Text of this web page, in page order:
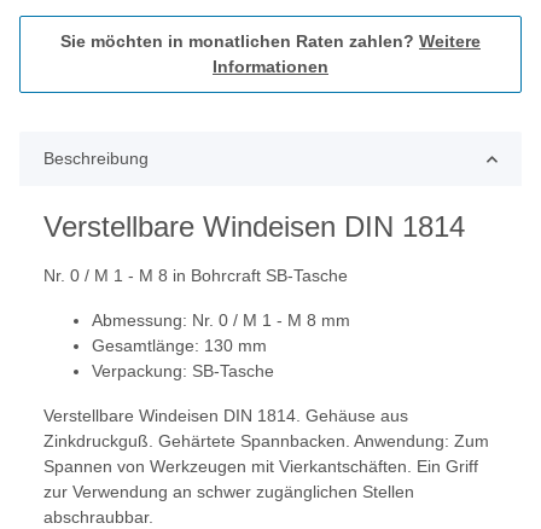
Sie möchten in monatlichen Raten zahlen? Weitere
Informationen
Beschreibung
Verstellbare Windeisen DIN 1814
Nr. 0 / M 1 - M 8 in Bohrcraft SB-Tasche
Abmessung: Nr. 0 / M 1 - M 8 mm
Gesamtlänge: 130 mm
Verpackung: SB-Tasche
Verstellbare Windeisen DIN 1814. Gehäuse aus
Zinkdruckguß. Gehärtete Spannbacken. Anwendung: Zum
Spannen von Werkzeugen mit Vierkantschäften. Ein Griff
zur Verwendung an schwer zugänglichen Stellen
abschraubbar.